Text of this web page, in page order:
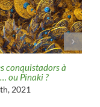
conquistadors à
ou Pinaki ?
2021